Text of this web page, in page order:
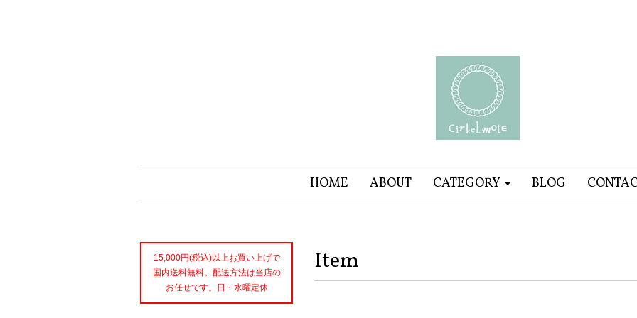
HOME ABOUT CATEGORY BLOG
Item
15,000円(税込)以上お買い上げで
国内送料無料。配送方法は当店の
お任せです。日・水曜定休